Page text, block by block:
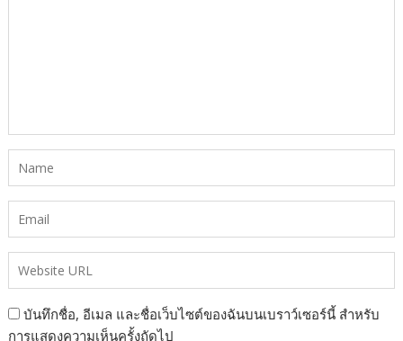
บันทึกชื่อ, อีเมล และชื่อเว็บไซต์ของฉันบนเบราว์เซอร์นี้ สำหรับ
การแสดงความเห็นครั้งถัดไป